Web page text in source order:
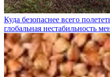
Куда безопаснее всего
глобальная нестабильность